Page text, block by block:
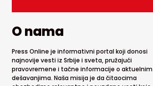
O nama
Press Online je informativni portal koji donosi
najnovije vesti iz Srbije i sveta, pružajući
pravovremene i tačne informacije o aktuelnim
dešavanjima. Naša misija je da čitaocima